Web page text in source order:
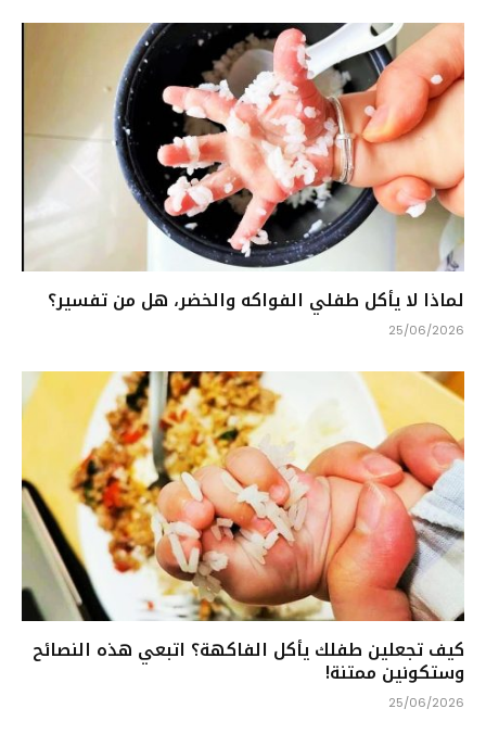
لماذا لا يأكل طفلي الفواكه والخضر، هل من تفسير؟
25/06/2026
كيف تجعلين طفلك يأكل الفاكهة؟ اتبعي هذه النصائح
وستكونين ممتنة!
25/06/2026